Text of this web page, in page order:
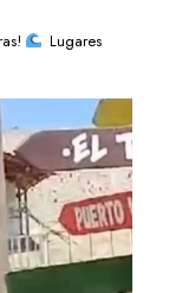
Lugares